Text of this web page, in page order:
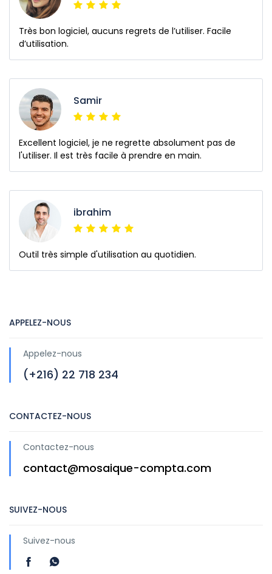
Très bon logiciel, aucuns regrets de l’utiliser. Facile
d’utilisation.
Samir
Excellent logiciel, je ne regrette absolument pas de
l'utiliser. Il est très facile à prendre en main.
ibrahim
Outil très simple d'utilisation au quotidien.
APPELEZ-NOUS
Appelez-nous
(+216) 22 718 234
CONTACTEZ-NOUS
Contactez-nous
contact@mosaique-compta.com
SUIVEZ-NOUS
Suivez-nous